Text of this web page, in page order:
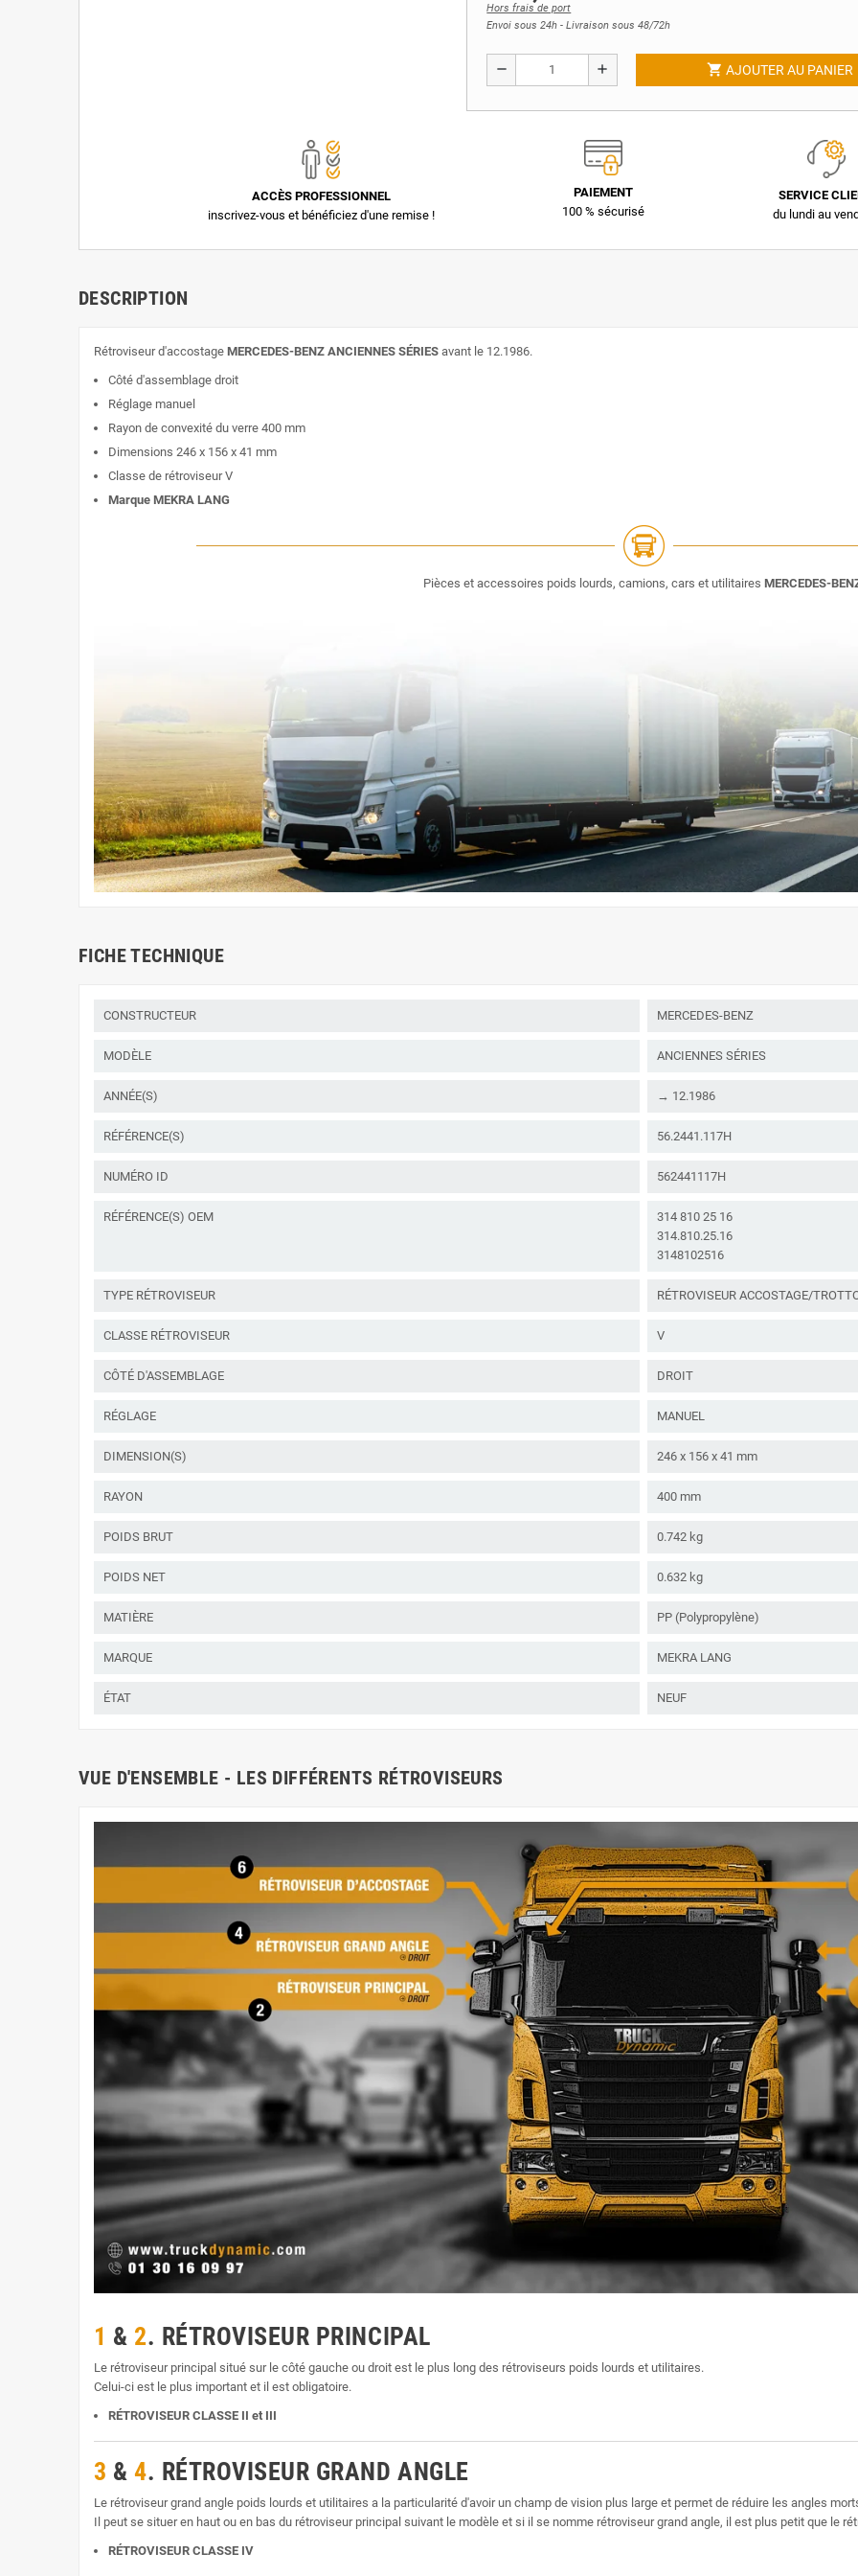
Hors frais de port
Envoi sous 24h - Livraison sous 48/72h
remove add shopping_cart AJOUTER AU PANIER
ACCÈS PROFESSIONNEL
inscrivez-vous et bénéficiez d'une remise !
PAIEMENT
100 % sécurisé
SERVICE
du lundi au
DESCRIPTION
Rétroviseur d'accostage MERCEDES-BENZ ANCIENNES SÉRIES avant le 12.1986.
Côté d'assemblage droit
Réglage manuel
Rayon de convexité du verre 400 mm
Dimensions 246 x 156 x 41 mm
Classe de rétroviseur V
Marque MEKRA LANG
Pièces et accessoires poids lourds, camions, cars et utilitaires MERCEDES-
FICHE TECHNIQUE
CONSTRUCTEUR MERCEDES-BENZ
MODÈLE ANCIENNES SÉRIES
ANNÉE(S) → 12.1986
RÉFÉRENCE(S) 56.2441.117H
NUMÉRO ID 562441117H
RÉFÉRENCE(S) OEM
314 810 25 16
314.810.25.16
3148102516
TYPE RÉTROVISEUR RÉTROVISEUR ACCOSTAGE/
CLASSE RÉTROVISEUR V
CÔTÉ D'ASSEMBLAGE DROIT
RÉGLAGE MANUEL
DIMENSION(S) 246 x 156 x 41 mm
RAYON 400 mm
POIDS BRUT 0.742 kg
POIDS NET 0.632 kg
MATIÈRE PP (Polypropylène)
MARQUE MEKRA LANG
ÉTAT NEUF
VUE D'ENSEMBLE - LES DIFFÉRENTS RÉTROVISEURS
1 & 2. RÉTROVISEUR PRINCIPAL
Le rétroviseur principal situé sur le côté gauche ou droit est le plus long des rétroviseurs poids lourds et utilitaires.
Celui-ci est le plus important et il est obligatoire.
RÉTROVISEUR CLASSE II et III
3 &4. RÉTROVISEUR GRAND ANGLE
Le rétroviseur grand angle poids lourds et utilitaires a la particularité d'avoir un champ de vision plus large et permet de réduire les angles
Il peut se situer en haut ou en bas du rétroviseur principal suivant le modèle et si il se nomme rétroviseur grand angle, il est plus petit que le
RÉTROVISEUR CLASSE IV